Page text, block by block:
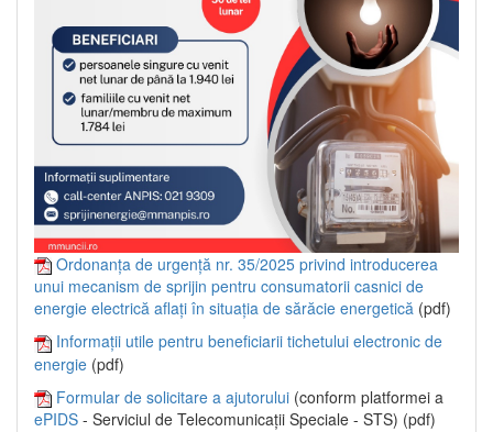
Ordonanța de urgență nr. 35/2025 privind introducerea
unui mecanism de sprijin pentru consumatorii casnici de
energie electrică aflați în situația de sărăcie energetică (pdf)
Informații utile pentru beneficiarii tichetului electronic de
energie (pdf)
Formular de solicitare a ajutorului (conform platformei a
ePIDS - Serviciul de Telecomunicații Speciale - STS) (pdf)